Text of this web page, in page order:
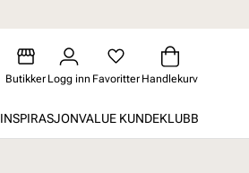
Butikker Logg inn Favoritter Handlekurv
INSPIRASJONVALUE KUNDEKLUBB